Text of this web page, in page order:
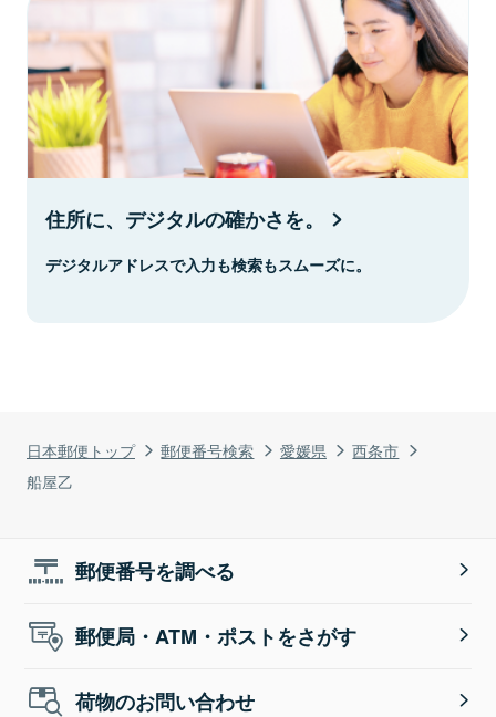
日本郵便トップ 郵便番号検索 愛媛県
西条市
船屋乙
住所に、デジタルの確かさを。
デジタルアドレスで入力も検索もスムーズに。
郵便番号を調べる
郵便局・ATM・ポストをさがす
荷物のお問い合わせ